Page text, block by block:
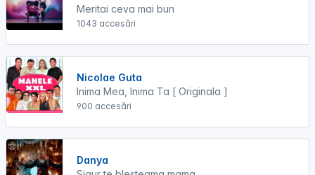
Meritai ceva mai bun
1043 accesări
Nicolae Guta
Inima Mea, Inima Ta [ Originala ]
900 accesări
Danya